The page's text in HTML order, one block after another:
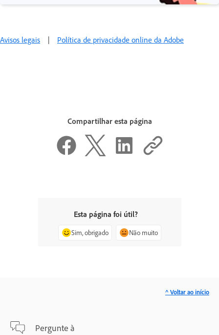
Avisos legais | Política de privacidade online da Adobe
Compartilhar esta página
Esta página foi útil?
Sim, obrigado Não muito
Pergunte à
^ Voltar ao início